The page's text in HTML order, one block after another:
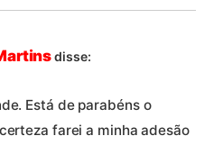
disse:
Está de parabéns o
farei a minha adesão